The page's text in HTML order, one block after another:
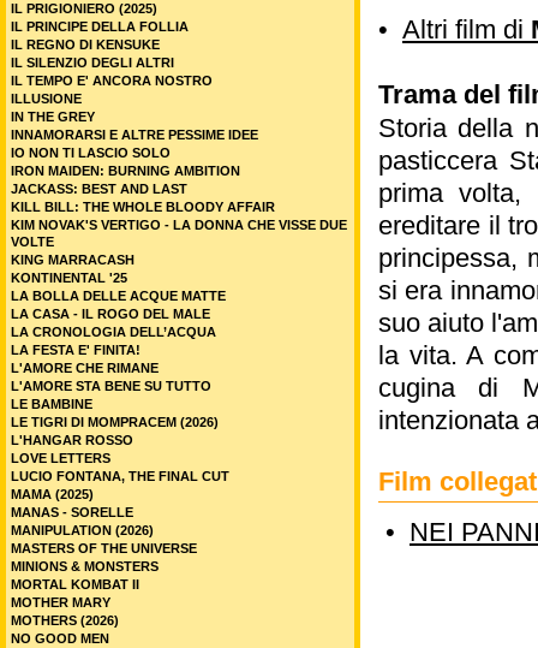
• Altri film di
Trama del
Storia della
pasticcera
prima volta,
ereditare il
principessa,
si era
suo aiuto
la vita. A
cugina di
intenzionata
Film
• NEI
IL PRIGIONIERO (2025)
IL PRINCIPE DELLA FOLLIA
IL REGNO DI KENSUKE
IL SILENZIO DEGLI ALTRI
IL TEMPO E' ANCORA NOSTRO
ILLUSIONE
IN THE GREY
INNAMORARSI E ALTRE PESSIME IDEE
IO NON TI LASCIO SOLO
IRON MAIDEN: BURNING AMBITION
JACKASS: BEST AND LAST
KILL BILL: THE WHOLE BLOODY AFFAIR
KIM NOVAK'S VERTIGO - LA DONNA CHE VISSE DUE
VOLTE
KING MARRACASH
KONTINENTAL '25
LA BOLLA DELLE ACQUE MATTE
LA CASA - IL ROGO DEL MALE
LA CRONOLOGIA DELL’ACQUA
LA FESTA E' FINITA!
L'AMORE CHE RIMANE
L'AMORE STA BENE SU TUTTO
LE BAMBINE
LE TIGRI DI MOMPRACEM (2026)
L'HANGAR ROSSO
LOVE LETTERS
LUCIO FONTANA, THE FINAL CUT
MAMA (2025)
MANAS - SORELLE
MANIPULATION (2026)
MASTERS OF THE UNIVERSE
MINIONS & MONSTERS
MORTAL KOMBAT II
MOTHER MARY
MOTHERS (2026)
NO GOOD MEN